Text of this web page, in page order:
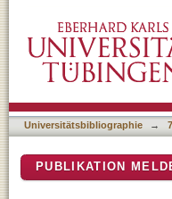
Universitätsbibliographie →
PUBLIKATION